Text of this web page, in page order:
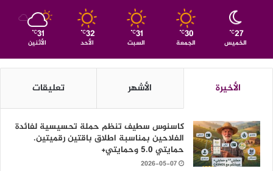
27
℃
الخميس
30
℃
الجمعة
31
℃
السبت
32
℃
الأحد
31
℃
الأثنين
الأخيرة الأشهر تعليقات
كاسنوس سطيف تنظم حملة تحسيسية لفائدة
الفلاحين بمناسبة اطلاق باقتين رقميتين.
حمايتي 5.0 وحمايتي+
2026-05-07